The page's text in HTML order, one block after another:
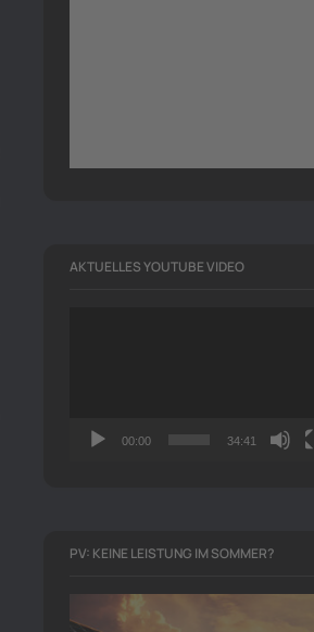
AKTUELLES YOUTUBE VIDEO
00:00 34:41
PV: KEINE LEISTUNG IM SOMMER?